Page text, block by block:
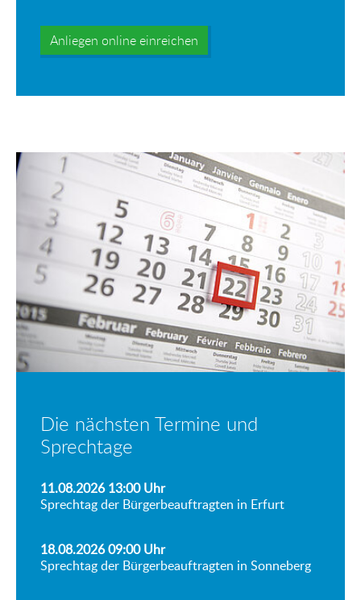
Anliegen online einreichen
Die nächsten Termine und
Sprechtage
11.08.2026 13:00Uhr
Sprechtag der Bürgerbeauftragten in Erfurt
18.08.2026 09:00Uhr
Sprechtag der Bürgerbeauftragten in Sonneberg